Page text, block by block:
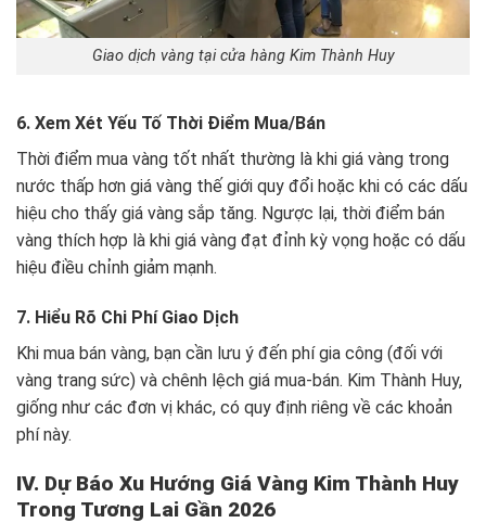
Giao dịch vàng tại cửa hàng Kim Thành Huy
6. Xem Xét Yếu Tố Thời Điểm Mua/Bán
Thời điểm mua vàng tốt nhất thường là khi giá vàng trong
nước thấp hơn giá vàng thế giới quy đổi hoặc khi có các dấu
hiệu cho thấy giá vàng sắp tăng. Ngược lại, thời điểm bán
vàng thích hợp là khi giá vàng đạt đỉnh kỳ vọng hoặc có dấu
hiệu điều chỉnh giảm mạnh.
7. Hiểu Rõ Chi Phí Giao Dịch
Khi mua bán vàng, bạn cần lưu ý đến phí gia công (đối với
vàng trang sức) và chênh lệch giá mua-bán. Kim Thành Huy,
giống như các đơn vị khác, có quy định riêng về các khoản
phí này.
IV. Dự Báo Xu Hướng Giá Vàng Kim Thành Huy
Trong Tương Lai Gần 2026